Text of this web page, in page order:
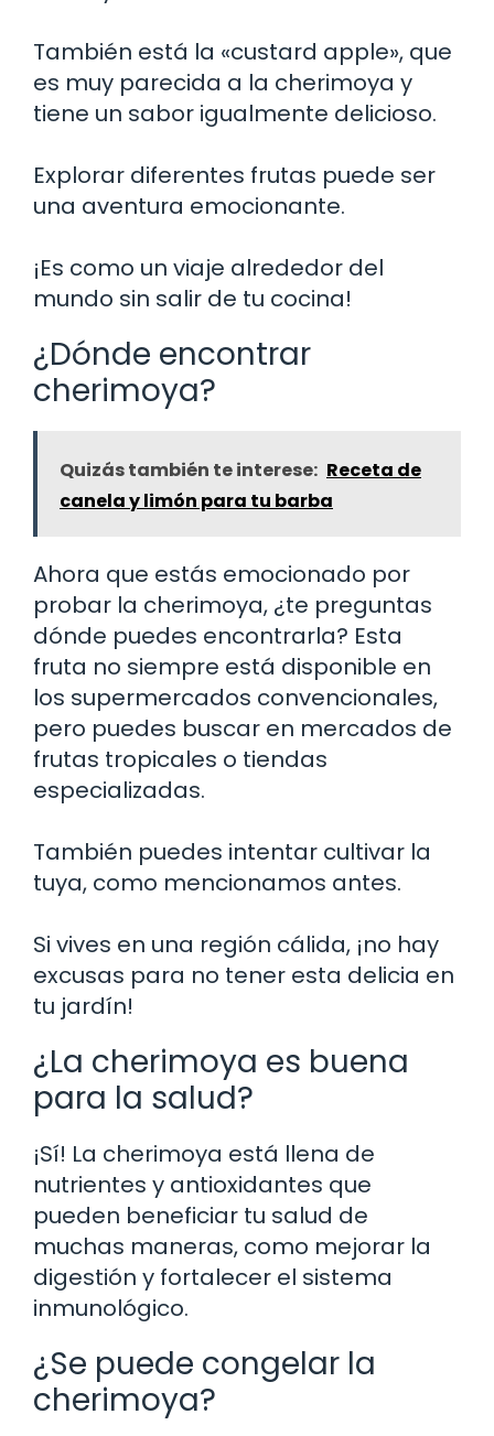
También está la «custard apple», que
es muy parecida a la cherimoya y
tiene un sabor igualmente delicioso.
Explorar diferentes frutas puede ser
una aventura emocionante.
¡Es como un viaje alrededor del
mundo sin salir de tu cocina!
¿Dónde encontrar
cherimoya?
Quizás también te interese: Receta de
canela y limón para tu barba
Ahora que estás emocionado por
probar la cherimoya, ¿te preguntas
dónde puedes encontrarla? Esta
fruta no siempre está disponible en
los supermercados convencionales,
pero puedes buscar en mercados de
frutas tropicales o tiendas
especializadas.
También puedes intentar cultivar la
tuya, como mencionamos antes.
Si vives en una región cálida, ¡no hay
excusas para no tener esta delicia en
tu jardín!
¿La cherimoya es buena
para la salud?
¡Sí! La cherimoya está llena de
nutrientes y antioxidantes que
pueden beneficiar tu salud de
muchas maneras, como mejorar la
digestión y fortalecer el sistema
inmunológico.
¿Se puede congelar la
cherimoya?